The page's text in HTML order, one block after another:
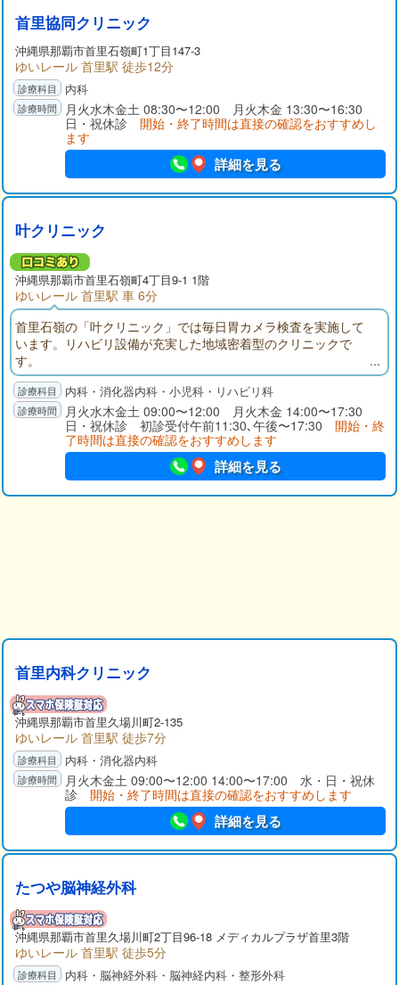
首里協同クリニック
沖縄県那覇市首里石嶺町1丁目147-3
ゆいレール 首里駅 徒歩12分
内科
月火水木金土 08:30〜12:00 月火木金 13:30〜16:30
日・祝休診 開始・終了時間は直接の確認をおすすめし
ます
詳細を見る
叶クリニック
沖縄県那覇市首里石嶺町4丁目9-1 1階
ゆいレール 首里駅 車 6分
首里石嶺の「叶クリニック」では毎日胃カメラ検査を実施して
います。リハビリ設備が充実した地域密着型のクリニックで
す。
内科・消化器内科・小児科・リハビリ科
月火水木金土 09:00〜12:00 月火木金 14:00〜17:30
日・祝休診 初診受付午前11:30､午後〜17:30 開始・終
了時間は直接の確認をおすすめします
詳細を見る
首里内科クリニック
沖縄県那覇市首里久場川町2-135
ゆいレール 首里駅 徒歩7分
内科・消化器内科
月火木金土 09:00〜12:00 14:00〜17:00 水・日・祝休
診 開始・終了時間は直接の確認をおすすめします
詳細を見る
たつや脳神経外科
沖縄県那覇市首里久場川町2丁目96-18 メディカルプラザ首里3階
ゆいレール 首里駅 徒歩5分
内科・脳神経外科・脳神経内科・整形外科